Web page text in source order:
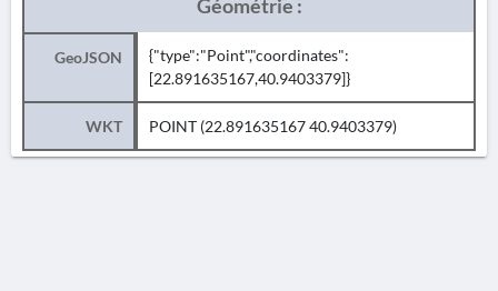
Géométrie :
GeoJSON
{"type":"Point","coordinates":
[22.891635167,40.9403379]}
WKT POINT (22.891635167 40.9403379)